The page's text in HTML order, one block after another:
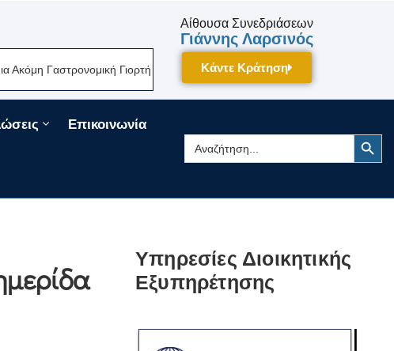
Γιορτή Της Πελοποννήσου Δίνει Ραντεβού Τον Σεπτέμβριο Στην Τρίπολη!
Αίθουσα Συνεδριάσεων
Γιάννης Λαρσινός
Κάντε Κράτηση
Επικοινωνία
Search
for:
Search Button
Υπηρεσίες Διοικητικής
Εξυπηρέτησης